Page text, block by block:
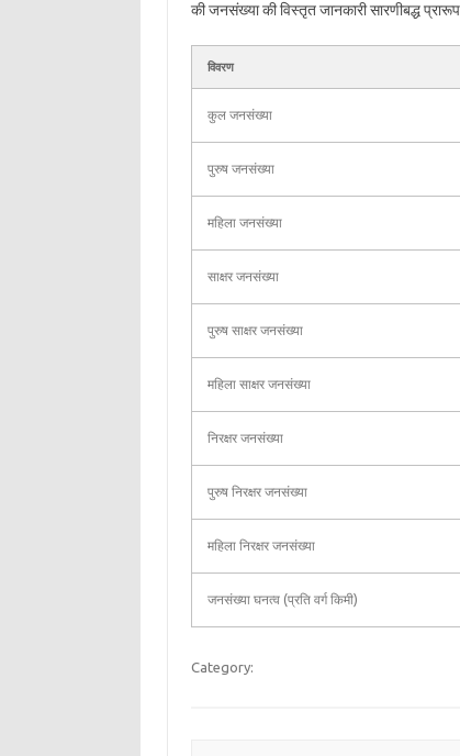
की जनसंख्या की विस्तृत जानकारी सारणीबद्ध
विवरण
कुल जनसंख्या
पुरुष जनसंख्या
महिला जनसंख्या
साक्षर जनसंख्या
पुरुष साक्षर जनसंख्या
महिला साक्षर जनसंख्या
निरक्षर जनसंख्या
पुरुष निरक्षर जनसंख्या
महिला निरक्षर जनसंख्या
जनसंख्या घनत्व (प्रति वर्ग किमी)
Category: